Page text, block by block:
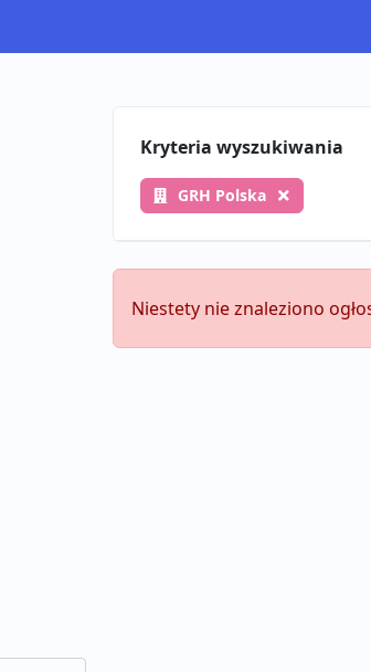
Kryteria wyszukiwania
GRH Polska
Niestety nie znaleziono